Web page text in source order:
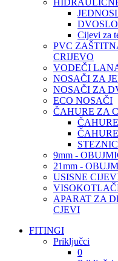
Cijevi za
PVC
CRIJEVO
VODEČI
NOSAČI ZA
NOSAČI ZA
ECO NOSAČI
ČAHURE ZA
9mm -
21mm -
USISNE
APARAT ZA
CJEVI
FITINGI
Priključci
0